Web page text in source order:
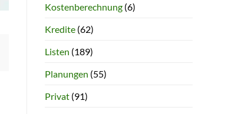
Kostenberechnung(6)
Kredite(62)
Listen (189)
Planungen (55)
Privat(91)